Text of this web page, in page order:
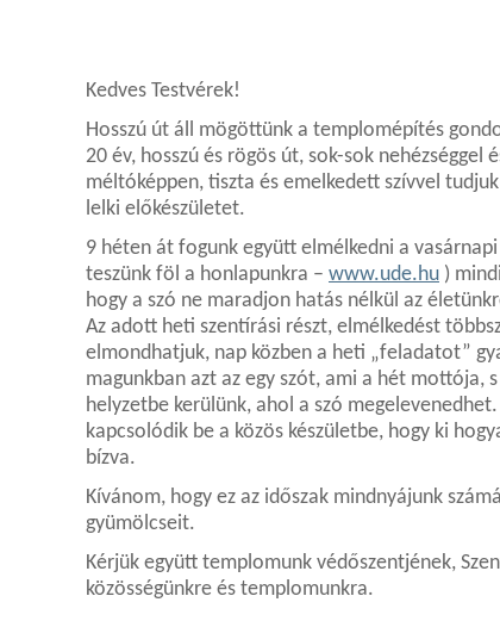
Kedves Testvérek!
Hosszú út áll mögöttünk a templomépítés
20 év, hosszú és rögös út, sok-sok
méltóképpen, tiszta és emelkedett szívvel
lelki előkészületet.
9 héten át fogunk együtt elmélkedni a
teszünk föl a honlapunkra – www.ude.hu )
hogy a szó ne maradjon hatás nélkül az
Az adott heti szentírási részt, elmélkedést
elmondhatjuk, nap közben a heti „feladatot”
magunkban azt az egy szót, ami a hét mottója,
helyzetbe kerülünk, ahol a szó
kapcsolódik be a közös készületbe, hogy ki
bízva.
Kívánom, hogy ez az időszak mindnyájunk
gyümölcseit.
Kérjük együtt templomunk védőszentjének,
közösségünkre és templomunkra.